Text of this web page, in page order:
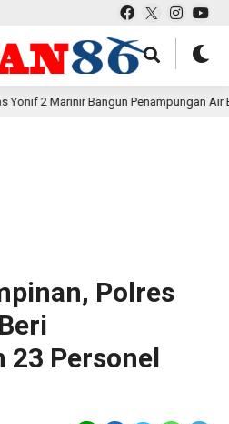
Bangun Penampungan Air Bersama
Polres
23 Personel